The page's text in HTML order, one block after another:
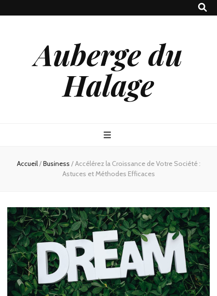
Auberge du
Halage
Accueil/Business /Accélérez la Croissance de Votre Société :
Astuces et Méthodes Efficaces